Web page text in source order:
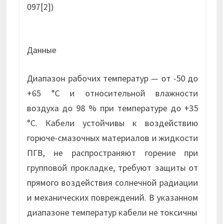
097[2])
Данные
Диапазон рабочих температур — от -50 до
+65 °С и относительной влажности
воздуха до 98 % при температуре до +35
°С. Кабели устойчивы к воздействию
горюче-смазочных материалов и жидкости
ПГВ, не распространяют горение при
групповой прокладке, требуют защиты от
прямого воздействия солнечной радиации
и механических повреждений. В указанном
диапазоне температур кабели не токсичны